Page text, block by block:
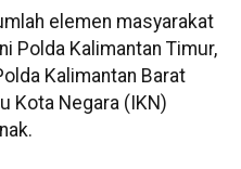
elemen masyarakat
Polda Kalimantan Timur,
Kalimantan Barat
Kota Negara (IKN)